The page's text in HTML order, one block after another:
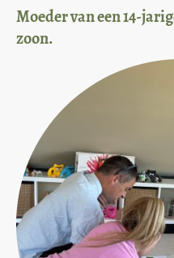
Moeder van een 14-
zoon.